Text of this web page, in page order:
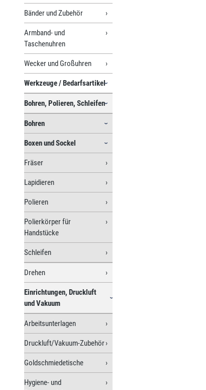
Bänder und Zubehör
Armband- und
Taschenuhren
Wecker und Großuhren
Werkzeuge / Bedarfsartikel
Bohren, Polieren, Schleifen
Bohren
Boxen und Sockel
Fräser
Lapidieren
Polieren
Polierkörper für
Handstücke
Schleifen
Drehen
Einrichtungen, Druckluft
und Vakuum
Arbeitsunterlagen
Druckluft/Vakuum-Zubehör
Goldschmiedetische
Hygiene- und